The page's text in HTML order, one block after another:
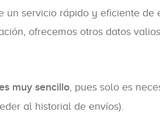
un servicio rápido y eficiente de
ofrecemos otros datos
muy sencillo, pues solo es
al historial de envíos).